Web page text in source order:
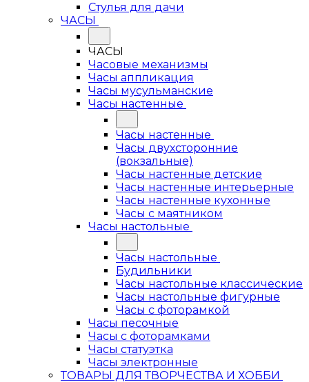
Стулья для дачи
ЧАСЫ
ЧАСЫ
Часовые механизмы
Часы аппликация
Часы мусульманские
Часы настенные
Часы настенные
Часы двухсторонние
(вокзальные)
Часы настенные детские
Часы настенные интерьерные
Часы настенные кухонные
Часы с маятником
Часы настольные
Часы настольные
Будильники
Часы настольные классические
Часы настольные фигурные
Часы с фоторамкой
Часы песочные
Часы с фоторамками
Часы статуэтка
Часы электронные
ТОВАРЫ ДЛЯ ТВОРЧЕСТВА И ХОББИ